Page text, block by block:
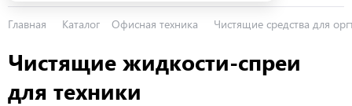
Главная Каталог Офисная техника Чистящие средства для
Чистящие жидкости-спреи
для техники